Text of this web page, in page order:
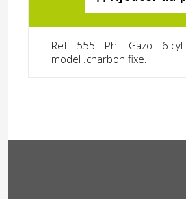
Ref --555 --Phi --Gazo --6
model .charbon fixe.